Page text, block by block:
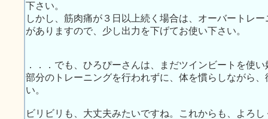
下さい。
しかし、筋肉痛が３日以上続く場合は、オーバートレ
がありますので、少し出力を下げてお使い下さい。
．．．でも、ひろぴーさんは、まだツインビートを使
部分のトレーニングを行われずに、体を慣らしながら
い。
ビリビリも、大丈夫みたいですね。これからも、よろ